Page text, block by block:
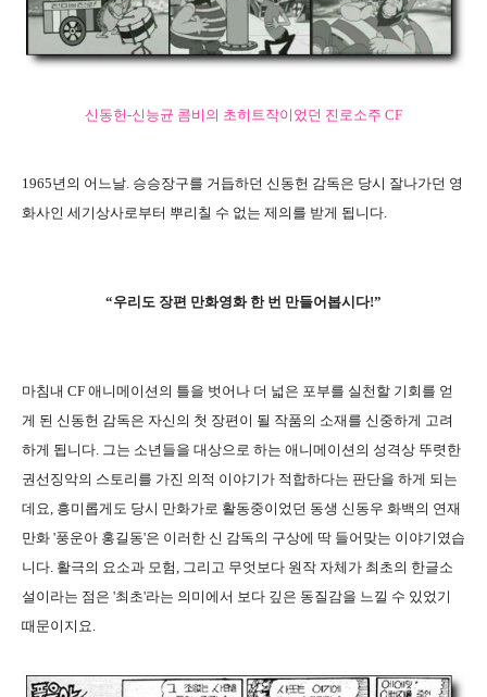
신동헌-신능균 콤비의 초히트작이었던 진로소주 CF
1965년의 어느날. 승승장구를 거듭하던 신동헌 감독은 당시 잘나가던 영
화사인 세기상사로부터 뿌리칠 수 없는 제의를 받게 됩니다.
“우리도 장편 만화영화 한 번 만들어봅시다!”
마침내 CF 애니메이션의 틀을 벗어나 더 넓은 포부를 실천할 기회를 얻
게 된 신동헌 감독은 자신의 첫 장편이 될 작품의 소재를 신중하게 고려
하게 됩니다. 그는 소년들을 대상으로 하는 애니메이션의 성격상 뚜렷한
권선징악의 스토리를 가진 의적 이야기가 적합하다는 판단을 하게 되는
데요, 흥미롭게도 당시 만화가로 활동중이었던 동생 신동우 화백의 연재
만화 '풍운아 홍길동'은 이러한 신 감독의 구상에 딱 들어맞는 이야기였습
니다. 활극의 요소과 모험, 그리고 무엇보다 원작 자체가 최초의 한글소
설이라는 점은 '최초'라는 의미에서 보다 깊은 동질감을 느낄 수 있었기
때문이지요.